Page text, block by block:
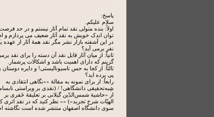
پاسخ:
سلام علیکم.
اولاً: بنده متولی نقد تمام آثار نیستم و در حد
توان اندک خویش به نقد آثار ضعیف می پردازم و
در این آشفته بازار نشر مگر نقد همۀ آثار از عهده
نفر برمی آید؟
ثانیاً: از میان آثار قابل نقد آن دسته را برای نقد
گزینم که دارای اهمیت باشد و اشکالات پرشمار.
ثالثاً: از کجا به حس ناسیونالیستی! و دایره دوستان
پی برده اید؟
رابعاً: از برای نمونه به مقالۀ ««نگاهی انتقادی به
شِبه‌تحقیقی دانشگاهی! / (نقدی بر ویراستی
از «حاشیۀ شمس‌الدّین گیلانی بر تعلیقۀ خَفری بر
الهیّات شرح تجرید») »» نظر کنید که در نقد اثری
سوی دانشگاه اصفهان منتشر شده است نگاشته